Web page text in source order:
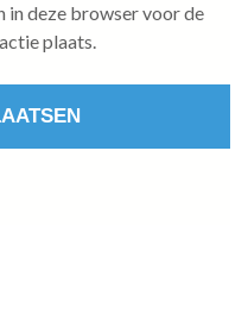
in deze browser voor de
plaats.